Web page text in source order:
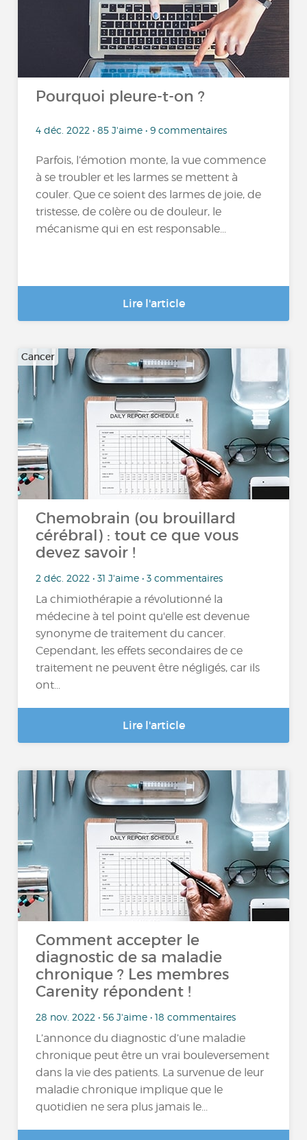
Pourquoi pleure-t-on ?
4 déc. 2022 • 85 J'aime • 9 commentaires
Parfois, l’émotion monte, la vue commence
à se troubler et les larmes se mettent à
couler. Que ce soient des larmes de joie, de
tristesse, de colère ou de douleur, le
mécanisme qui en est responsable...
Lire l'article
Cancer
Chemobrain (ou brouillard
cérébral) : tout ce que vous
devez savoir !
2 déc. 2022 • 31 J'aime • 3 commentaires
La chimiothérapie a révolutionné la
médecine à tel point qu'elle est devenue
synonyme de traitement du cancer.
Cependant, les effets secondaires de ce
traitement ne peuvent être négligés, car ils
ont...
Lire l'article
Comment accepter le
diagnostic de sa maladie
chronique ? Les membres
Carenity répondent !
28 nov. 2022 • 56 J'aime • 18 commentaires
L’annonce du diagnostic d’une maladie
chronique peut être un vrai bouleversement
dans la vie des patients. La survenue de leur
maladie chronique implique que le
quotidien ne sera plus jamais le...